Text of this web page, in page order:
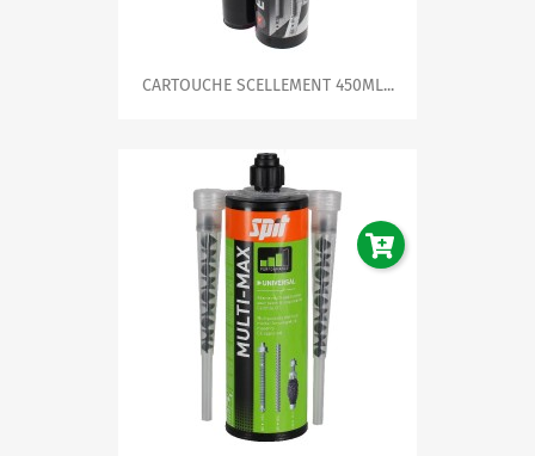
CARTOUCHE SCELLEMENT 450ML...